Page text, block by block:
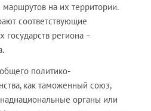
на их территории.
соответствующие
государств региона –
политико-
как таможенный союз,
органы или